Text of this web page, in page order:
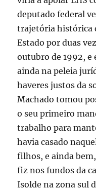
deputado federal
trajetória histórica
Estado por duas
outubro de 1992, e
ainda na peleia
haveres justos da
Machado tomou
o seu primeiro
trabalho para
havia casado
filhos, e ainda
fiz nos fundos da
Isolde na zona sul